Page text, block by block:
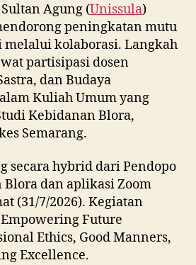
Agung (Unissula)
peningkatan mutu
kolaborasi. Langkah
partisipasi dosen
dan Budaya
Kuliah Umum yang
Kebidanan Blora,
Semarang.
secara hybrid dari Pendopo
dan aplikasi Zoom
(31/7/2026). Kegiatan
Future
Ethics, Good Manners,
Excellence.